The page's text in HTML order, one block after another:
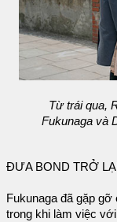
Từ trái qua,
Fukunaga và
ĐƯA BOND TRỞ
Fukunaga đã gặp
trong khi làm việc